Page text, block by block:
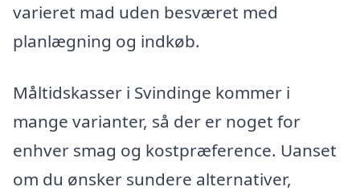
varieret mad uden besværet med
planlægning og indkøb.
Måltidskasser i Svindinge kommer i
mange varianter, så der er noget for
enhver smag og kostpræference. Uanset
om du ønsker sundere alternativer,